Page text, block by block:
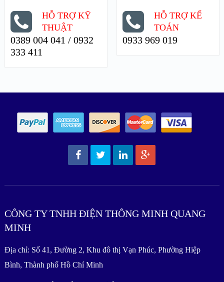
HỖ TRỢ KỸ
THUẬT
0389 004 041 / 0932
333 411
HỖ TRỢ KẾ
TOÁN
0933 969 019
CÔNG TY TNHH ĐIỆN THÔNG MINH QUANG
MINH
Địa chỉ: Số 41, Đường 2, Khu đô thị Vạn Phúc, Phường Hiệp
Bình, Thành phố Hồ Chí Minh